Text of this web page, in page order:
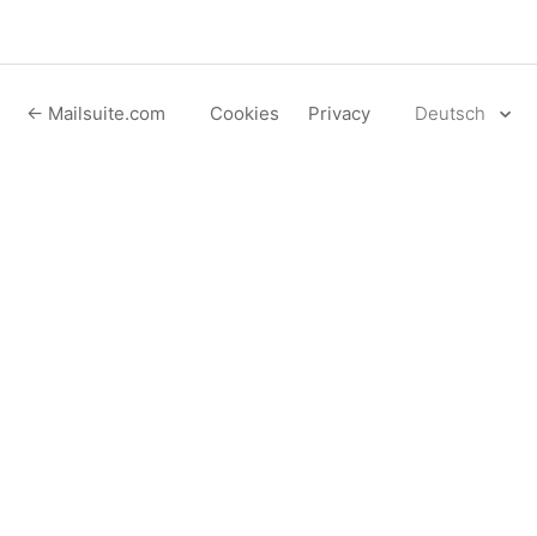
← Mailsuite.com Cookies Privacy Deutsch